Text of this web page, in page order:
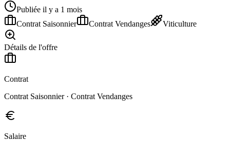
Publiée il y a 1 mois
Contrat Saisonnier
Contrat Vendanges Viticulture
Détails de l'offre
Contrat
Contrat Saisonnier · Contrat Vendanges
Salaire